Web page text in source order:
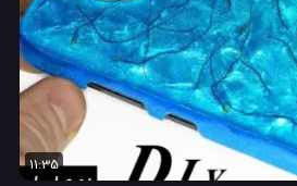
11:35